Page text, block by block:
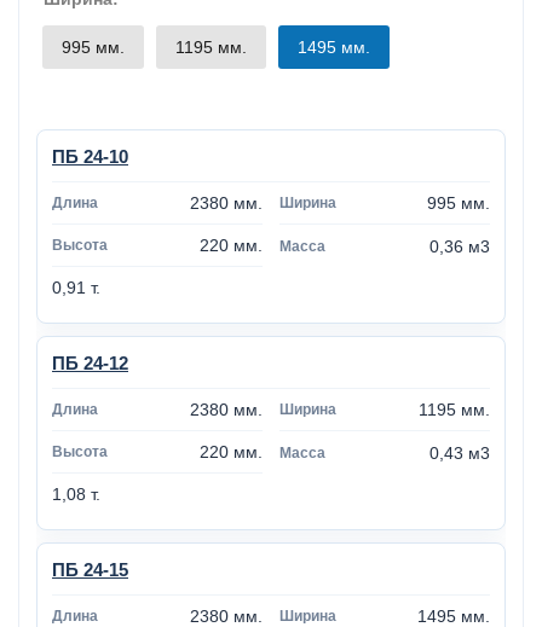
995 мм. 1195 мм. 1495 мм.
ПБ 24-10
2380 мм. 995 мм.
220 мм. 0,36 м3
0,91 т.
ПБ 24-12
2380 мм. 1195 мм.
220 мм. 0,43 м3
1,08 т.
ПБ 24-15
2380 мм. 1495 мм.